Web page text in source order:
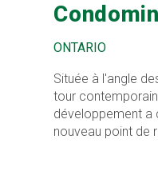
ONTARIO
Située à l'angle
tour
développement a
nouveau point de